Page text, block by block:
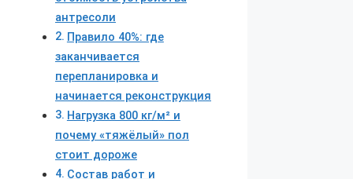
антресоли
Правило 40%: где
заканчивается
перепланировка и
начинается реконструкция
Нагрузка 800 кг/м² и
почему «тяжёлый» пол
стоит дороже
Состав работ и